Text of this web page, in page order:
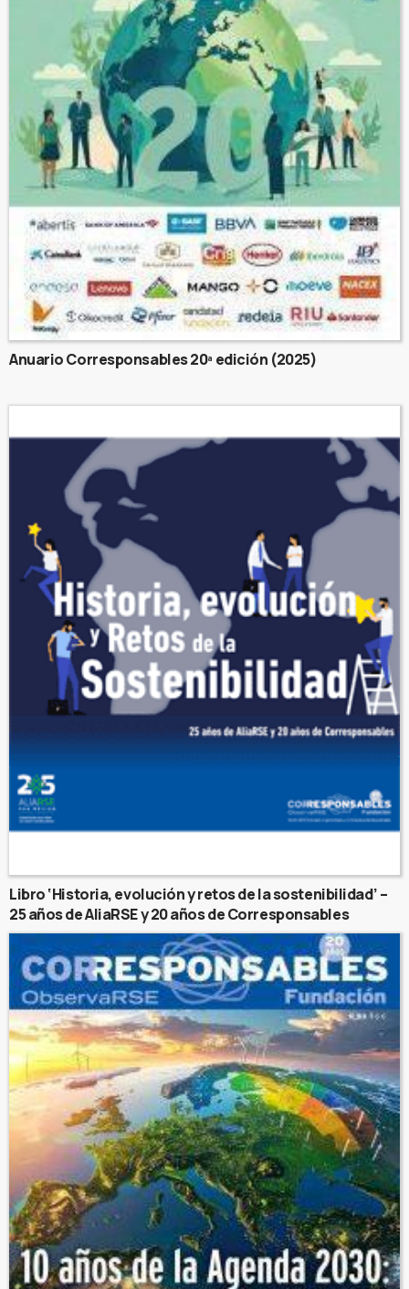
Anuario Corresponsables 20ª edición (2025)
Libro ‘Historia, evolución y retos de la sostenibilidad’ –
25 años de AliaRSE y 20 años de Corresponsables